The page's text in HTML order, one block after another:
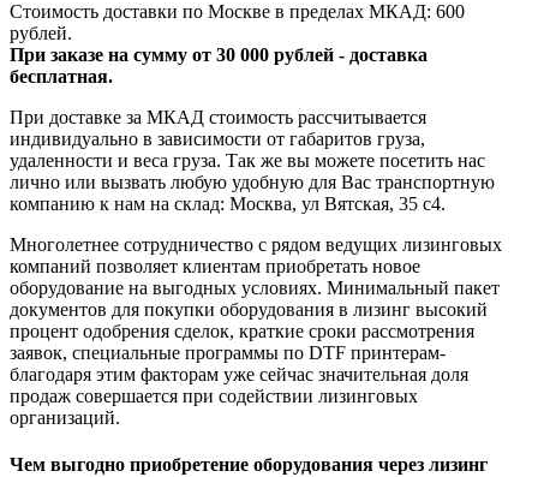
Стоимость доставки по Москве в пределах МКАД: 600
рублей.
При заказе на сумму от 30 000 рублей - доставка
бесплатная.
При доставке за МКАД стоимость рассчитывается
индивидуально в зависимости от габаритов груза,
удаленности и веса груза. Так же вы можете посетить нас
лично или вызвать любую удобную для Вас транспортную
компанию к нам на склад: Москва, ул Вятская, 35 c4.
Многолетнее сотрудничество с рядом ведущих лизинговых
компаний позволяет клиентам приобретать новое
оборудование на выгодных условиях. Минимальный пакет
документов для покупки оборудования в лизинг высокий
процент одобрения сделок, краткие сроки рассмотрения
заявок, специальные программы по DTF принтерам-
благодаря этим факторам уже сейчас значительная доля
продаж совершается при содействии лизинговых
организаций.
Чем выгодно приобретение оборудования через лизинг